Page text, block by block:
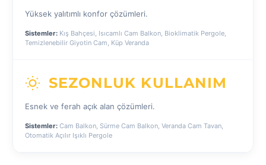
Yüksek yalıtımlı konfor çözümleri.
Sistemler: Kış Bahçesi, Isıcamlı Cam Balkon, Bioklimatik Pergole,
Temizlenebilir Giyotin Cam, Küp Veranda
SEZONLUK KULLANIM
Esnek ve ferah açık alan çözümleri.
Sistemler: Cam Balkon, Sürme Cam Balkon, Veranda Cam Tavan,
Otomatik Açılır Işıklı Pergole